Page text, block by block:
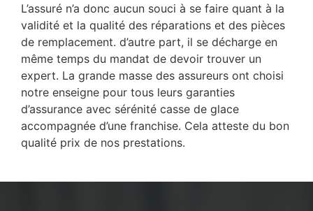
L’assuré n’a donc aucun souci à se faire quant à la
validité et la qualité des réparations et des pièces
de remplacement. d’autre part, il se décharge en
même temps du mandat de devoir trouver un
expert. La grande masse des assureurs ont choisi
notre enseigne pour tous leurs garanties
d’assurance avec sérénité casse de glace
accompagnée d’une franchise. Cela atteste du bon
qualité prix de nos prestations.